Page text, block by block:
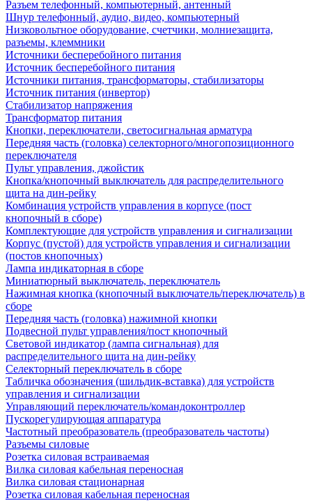
Разъем телефонный, компьютерный, антенный
Шнур телефонный, аудио, видео, компьютерный
Низковольтное оборудование, счетчики, молниезащита,
разъемы, клеммники
Источники бесперебойного питания
Источник бесперебойного питания
Источники питания, трансформаторы, стабилизаторы
Источник питания (инвертор)
Стабилизатор напряжения
Трансформатор питания
Кнопки, переключатели, светосигнальная арматура
Передняя часть (головка) селекторного/многопозиционного
переключателя
Пульт управления, джойстик
Кнопка/кнопочный выключатель для распределительного
щита на дин-рейку
Комбинация устройств управления в корпусе (пост
кнопочный в сборе)
Комплектующие для устройств управления и сигнализации
Корпус (пустой) для устройств управления и сигнализации
(постов кнопочных)
Лампа индикаторная в сборе
Миниатюрный выключатель, переключатель
Нажимная кнопка (кнопочный выключатель/переключатель) в
сборе
Передняя часть (головка) нажимной кнопки
Подвесной пульт управления/пост кнопочный
Световой индикатор (лампа сигнальная) для
распределительного щита на дин-рейку
Селекторный переключатель в сборе
Табличка обозначения (шильдик-вставка) для устройств
управления и сигнализации
Управляющий переключатель/командоконтроллер
Пускорегулирующая аппаратура
Частотный преобразователь (преобразователь частоты)
Разъемы силовые
Розетка силовая встраиваемая
Вилка силовая кабельная переносная
Вилка силовая стационарная
Розетка силовая кабельная переносная